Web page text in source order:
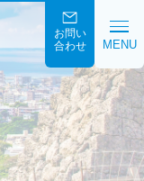
お問い
合わせ
MENU